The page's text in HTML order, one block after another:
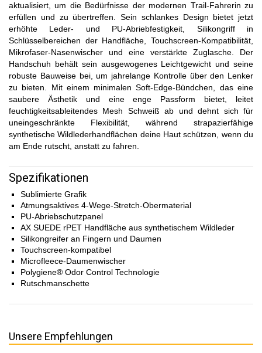
aktualisiert, um die Bedürfnisse der modernen Trail-Fahrerin zu
erfüllen und zu übertreffen. Sein schlankes Design bietet jetzt
erhöhte Leder- und PU-Abriebfestigkeit, Silikongriff in
Schlüsselbereichen der Handfläche, Touchscreen-Kompatibilität,
Mikrofaser-Nasenwischer und eine verstärkte Zuglasche. Der
Handschuh behält sein ausgewogenes Leichtgewicht und seine
robuste Bauweise bei, um jahrelange Kontrolle über den Lenker
zu bieten. Mit einem minimalen Soft-Edge-Bündchen, das eine
saubere Ästhetik und eine enge Passform bietet, leitet
feuchtigkeitsableitendes Mesh Schweiß ab und dehnt sich für
uneingeschränkte Flexibilität, während strapazierfähige
synthetische Wildlederhandflächen deine Haut schützen, wenn du
am Ende rutscht, anstatt zu fahren.
Spezifikationen
Sublimierte Grafik
Atmungsaktives 4-Wege-Stretch-Obermaterial
PU-Abriebschutzpanel
AX SUEDE rPET Handfläche aus synthetischem Wildleder
Silikongreifer an Fingern und Daumen
Touchscreen-kompatibel
Microfleece-Daumenwischer
Polygiene® Odor Control Technologie
Rutschmanschette
Unsere Empfehlungen